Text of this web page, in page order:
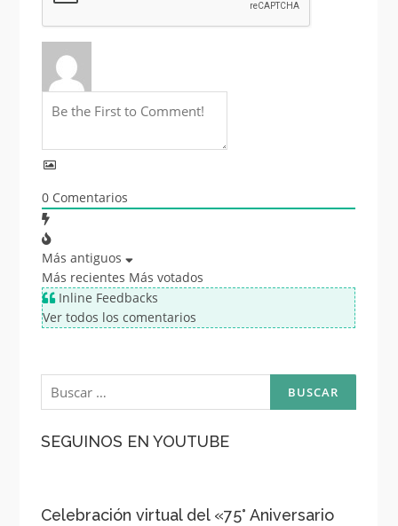
0Comentarios
Más antiguos
Más recientes Más votados
Inline Feedbacks
Ver todos los comentarios
Buscar:
SEGUINOS EN YOUTUBE
Celebración virtual del «75° Aniversario